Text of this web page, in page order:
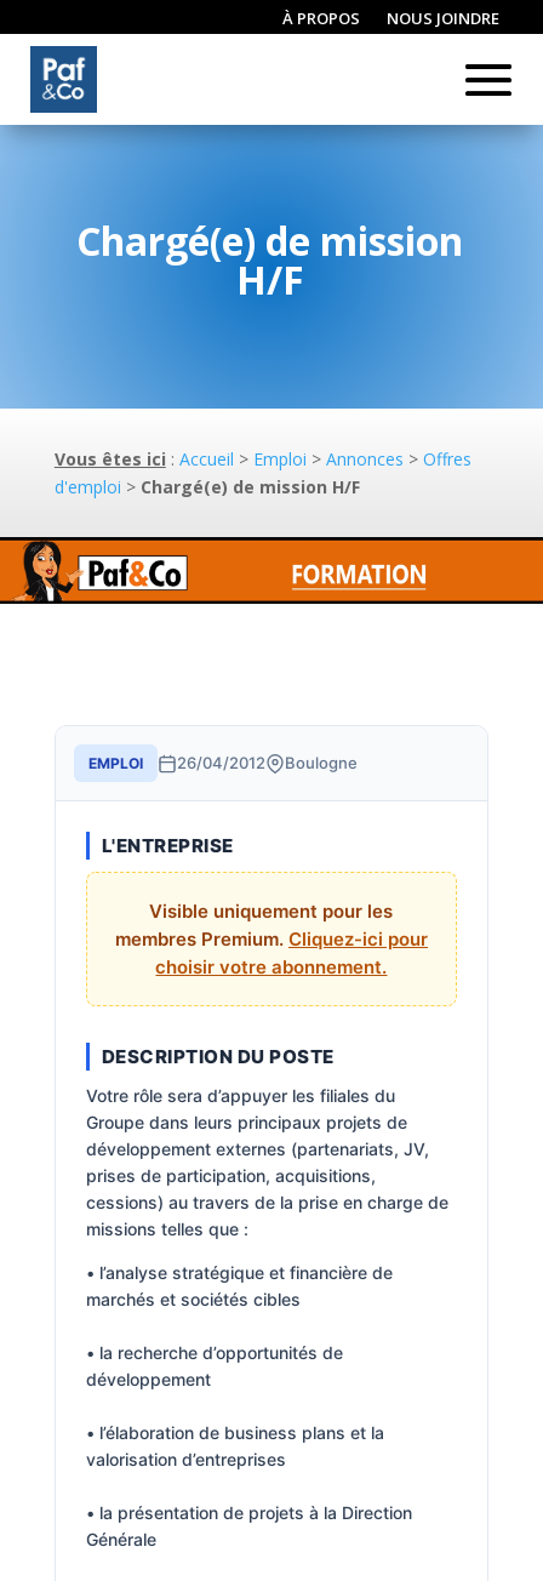
À PROPOS
NOUS JOINDRE
Chargé(e) de mission
H/F
Vous êtes ici : Accueil > Emploi > Annonces > Offres
d'emploi > Chargé(e) de mission H/F
EMPLOI 26/04/2012 Boulogne
L'ENTREPRISE
Visible uniquement pour les
membres Premium. Cliquez-ici pour
choisir votre abonnement.
DESCRIPTION DU POSTE
Votre rôle sera d’appuyer les filiales du
Groupe dans leurs principaux projets de
développement externes (partenariats, JV,
prises de participation, acquisitions,
cessions) au travers de la prise en charge de
missions telles que :
• l’analyse stratégique et financière de
marchés et sociétés cibles
• la recherche d’opportunités de
développement
• l’élaboration de business plans et la
valorisation d’entreprises
• la présentation de projets à la Direction
Générale